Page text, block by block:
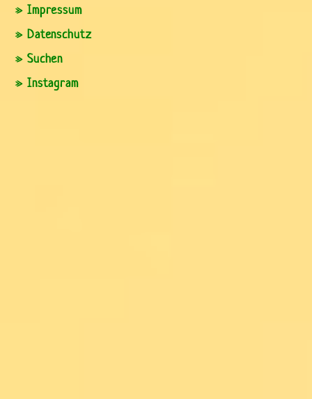
» Impressum
» Datenschutz
» Suchen
» Instagram